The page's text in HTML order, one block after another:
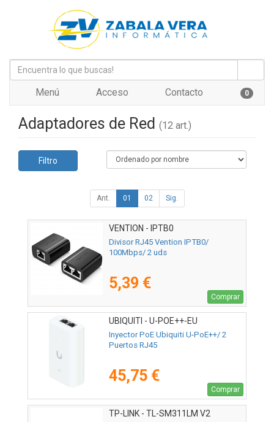
Menú Acceso Contacto 0
Adaptadores de Red (12 art.)
Filtro
Ant. 01 02 Sig.
VENTION - IPTB0
Divisor RJ45 Vention IPTB0/
100Mbps/ 2 uds
5,39 €
Comprar
UBIQUITI - U-POE++-EU
Inyector PoE Ubiquiti U-PoE++/ 2
Puertos RJ45
45,75 €
Comprar
TP-LINK - TL-SM311LM V2